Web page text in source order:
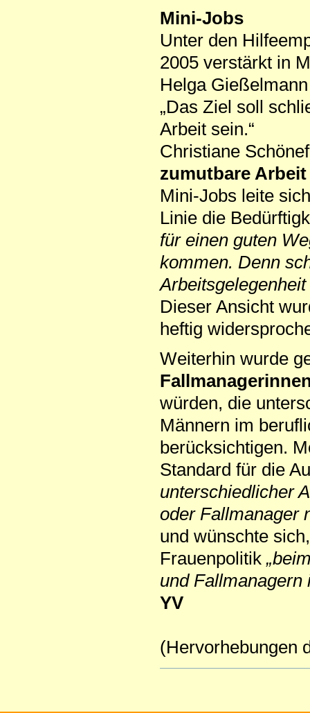
Mini-Jobs
Unter den
2005 verstärkt in
Helga
„Das Ziel soll
Arbeit sein.“
Christiane
zumutbare
Mini-Jobs leite
Linie die
für einen guten
kommen. Denn
Dieser Ansicht
heftig
Weiterhin wurde
würden, die
Männern im
berücksichtigen.
Standard für die
unterschiedlicher
oder Fallmanager
und wünschte
Frauenpolitik
und Fallmanagern
YV
(Hervorhebungen